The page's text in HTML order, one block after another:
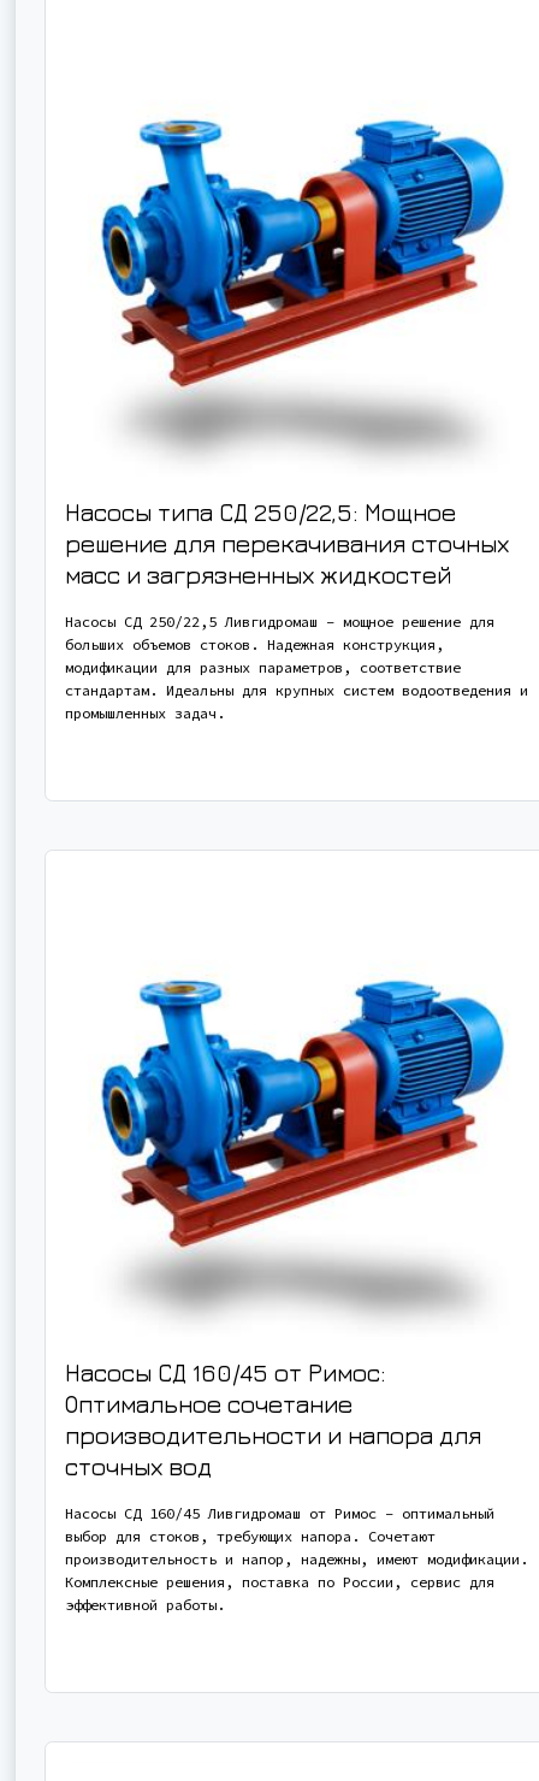
Насосы типа СД 250/22,5: Мощное
решение для перекачивания сточных
масс и загрязненных жидкостей
Насосы СД 250/22,5 Ливгидромаш – мощное решение для
больших объемов стоков. Надежная конструкция,
модификации для разных параметров, соответствие
стандартам. Идеальны для крупных систем водоотведения и
промышленных задач.
Насосы СД 160/45 от Римос:
Оптимальное сочетание
производительности и напора для
сточных вод
Насосы СД 160/45 Ливгидромаш от Римос – оптимальный
выбор для стоков, требующих напора. Сочетают
производительность и напор, надежны, имеют модификации.
Комплексные решения, поставка по России, сервис для
эффективной работы.